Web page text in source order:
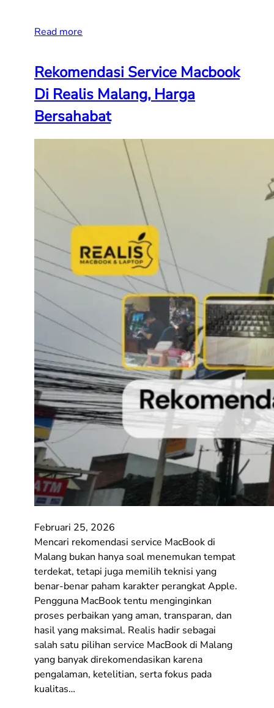
Read more
Rekomendasi Service Macbook
Di Realis Malang, Harga
Bersahabat
Februari 25, 2026
Mencari rekomendasi service MacBook di
Malang bukan hanya soal menemukan tempat
terdekat, tetapi juga memilih teknisi yang
benar-benar paham karakter perangkat Apple.
Pengguna MacBook tentu menginginkan
proses perbaikan yang aman, transparan, dan
hasil yang maksimal. Realis hadir sebagai
salah satu pilihan service MacBook di Malang
yang banyak direkomendasikan karena
pengalaman, ketelitian, serta fokus pada
kualitas…